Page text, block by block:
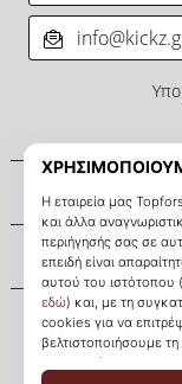
Σχετικά μ' εμάς
Εξυπηρέτηση